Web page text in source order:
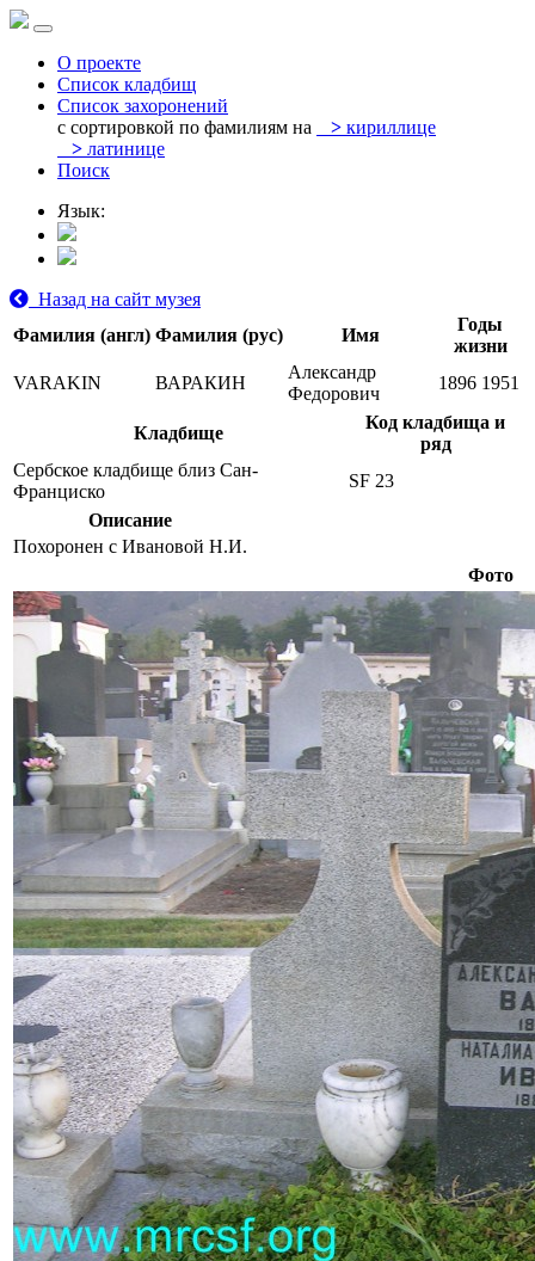
О проекте
Список кладбищ
Список захоронений
с сортировкой по фамилиям на
> кириллице
> латинице
Поиск
Язык:
Назад на сайт музея
Фамилия (англ) Фамилия (рус) Имя
Годы
жизни
VARAKIN
ВАРАКИН
Александр
Федорович
1896 1951
Кладбище
Код кладбища и
ряд
Сербское кладбище близ Сан-
Франциско
SF 23
Описание
Похоронен с Ивановой Н.И.
Фото